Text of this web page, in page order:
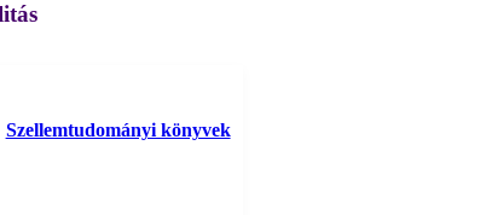
Szellemtudományi könyvek